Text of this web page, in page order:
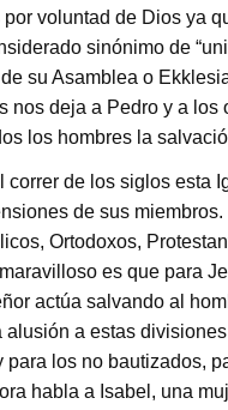
voluntad de Dios ya
sinónimo de
su Asamblea o
nos deja a Pedro y a
los hombres la
correr de los siglos esta
de sus
Ortodoxos,
es que para
actúa salvando al
a estas
los no bautizados,
habla a Isabel, una